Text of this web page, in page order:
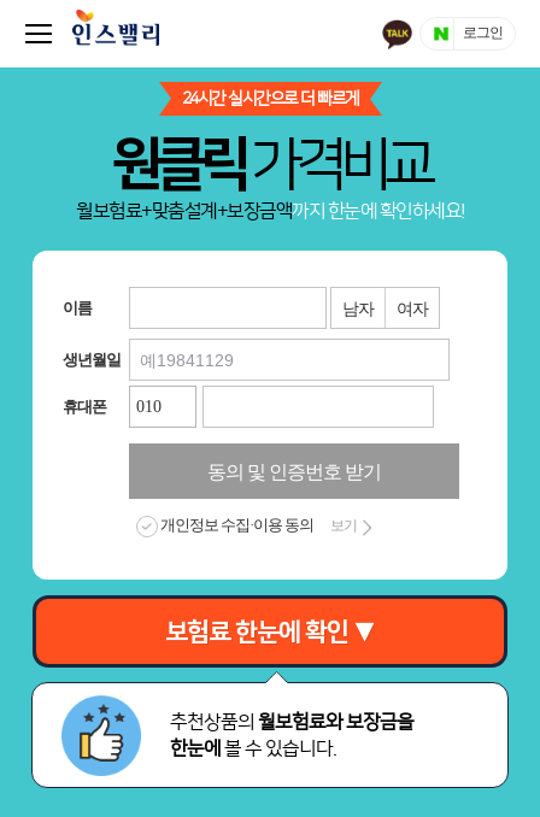
로그인
24시간 실시간으로 더 빠르게
원클릭가격비교
월보험료+맞춤설계+보장금액까지 한눈에 확인하세요!
이름 남자 여자
생년월일
휴대폰
동의 및 인증번호 받기
개인정보 수집·이용 동의 보기
보험료 한눈에 확인 ▼
추천상품의월보험료와 보장금을
한눈에 볼 수 있습니다.